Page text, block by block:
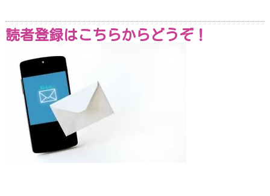
読者登録はこちらからどうぞ！